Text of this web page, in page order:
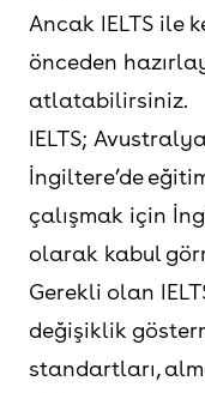
Ancak IELTS ile
önceden
atlatabilirsiniz.
IELTS;
İngiltere’de
çalışmak için
olarak kabul
Gerekli olan
değişiklik
standartları,